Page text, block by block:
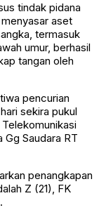
tindak pidana
aset
termasuk
umur, berhasil
tangan oleh
pencurian
sekira pukul
Gg Saudara RT
penangkapan
Z (21), FK